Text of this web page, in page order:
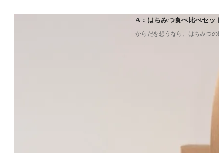
A：はちみつ食べ比べセ
からだを想うなら、はちみつ